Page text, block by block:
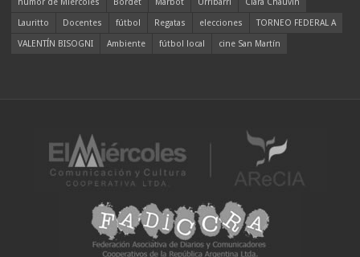
Lauritto
Docentes fútbol Regatas elecciones
TORNEO FEDERAL A
VALENTÍN BISOGNI
Ambiente fútbol local cine San Martín